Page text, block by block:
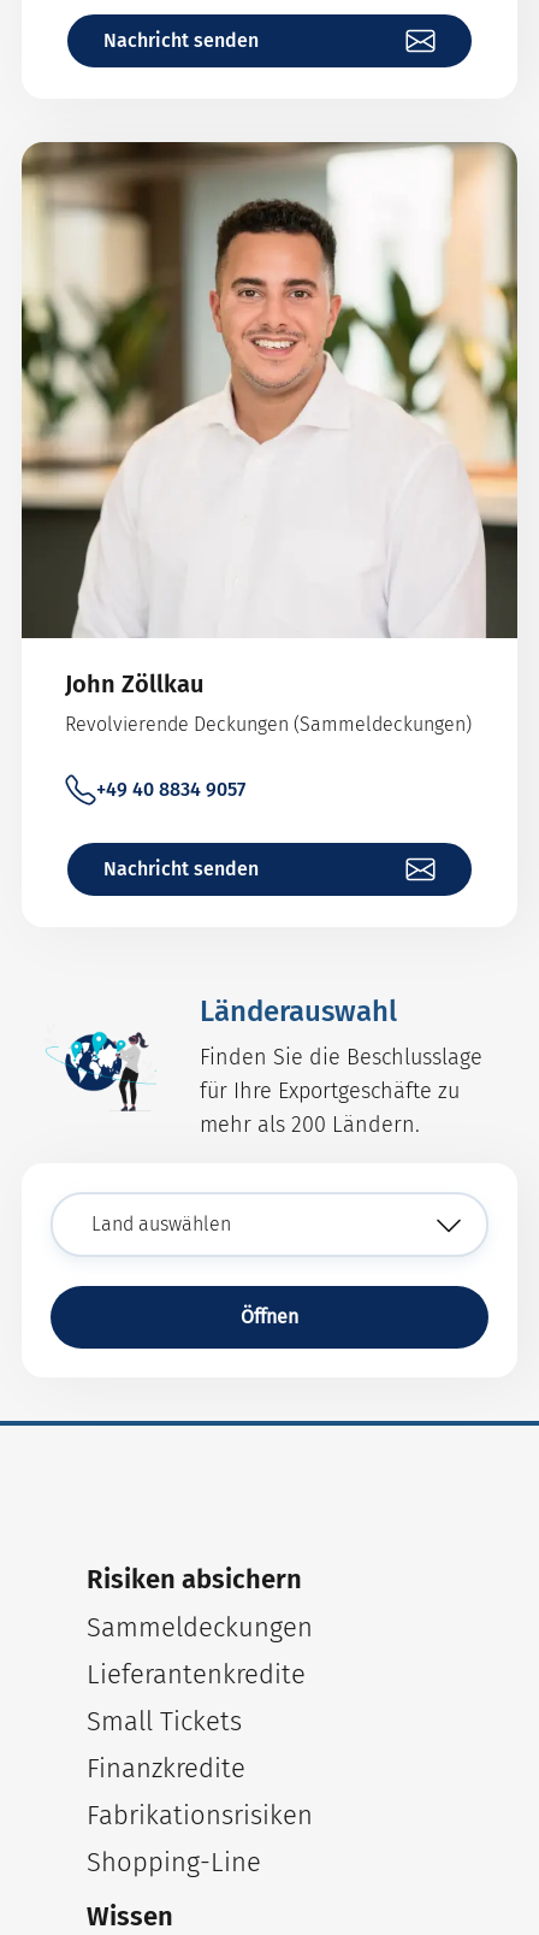
Nachricht senden
John Zöllkau
Revolvierende Deckungen (Sammeldeckungen)
+49 40 8834 9057
Nachricht senden
Länderauswahl
Finden Sie die Beschlusslage
für Ihre Exportgeschäfte zu
mehr als 200 Ländern.
Öffnen
Risiken absichern
Sammeldeckungen
Lieferantenkredite
Small Tickets
Finanzkredite
Fabrikationsrisiken
Shopping-Line
Wissen